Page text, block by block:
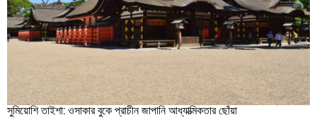
সুমিয়োশি তাইশা: ওসাকার বুকে প্রাচীন জাপানি আধ্যাত্মিকতার ছোঁয়া